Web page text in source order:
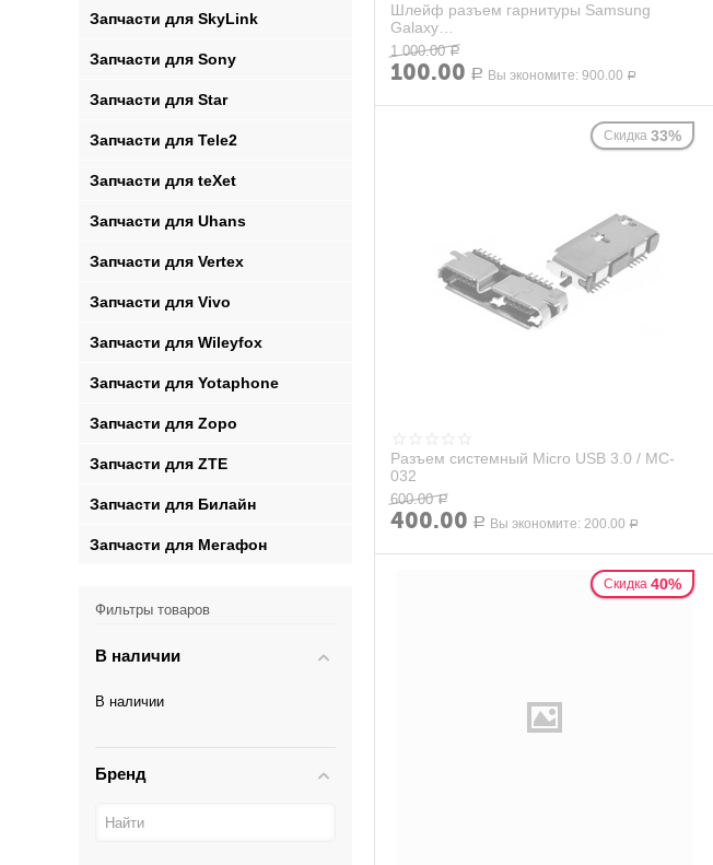
Шлейф разъем гарнитуры Samsung
Galaxy
A600F/A605F/J415F/J600F/J610F/J810F
1 000.00 Р
100.00 Р Вы экономите:900.00 Р
Скидка 33%
Разъем системный Micro USB 3.0 / MC-
032
600.00 Р
400.00 Р Вы экономите:200.00 Р
Скидка 40%
Запчасти для SkyLink
Запчасти для Sony
Запчасти для Star
Запчасти для Tele2
Запчасти для teXet
Запчасти для Uhans
Запчасти для Vertex
Запчасти для Vivo
Запчасти для Wileyfox
Запчасти для Yotaphone
Запчасти для Zopo
Запчасти для ZTE
Запчасти для Билайн
Запчасти для Мегафон
Фильтры товаров
В наличии
В наличии
Бренд